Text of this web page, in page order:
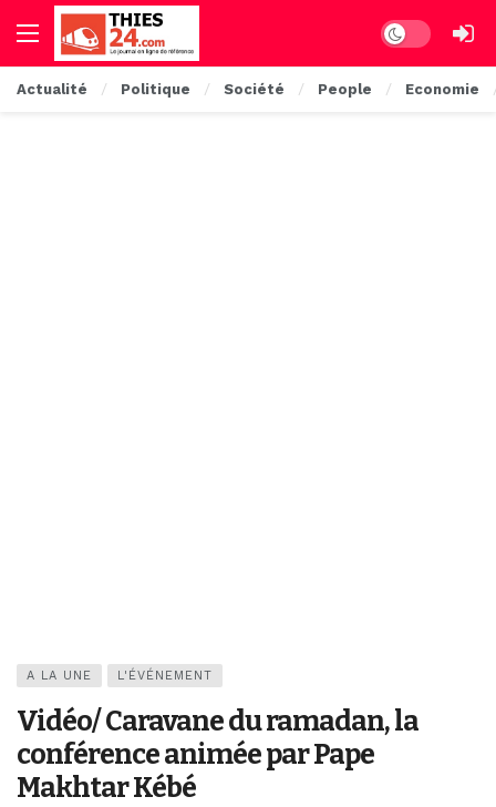
Dark mode
Actualité Politique Société People Economie
A LA UNE L'ÉVÉNEMENT
Vidéo/ Caravane du ramadan, la
conférence animée par Pape
Makhtar Kébé